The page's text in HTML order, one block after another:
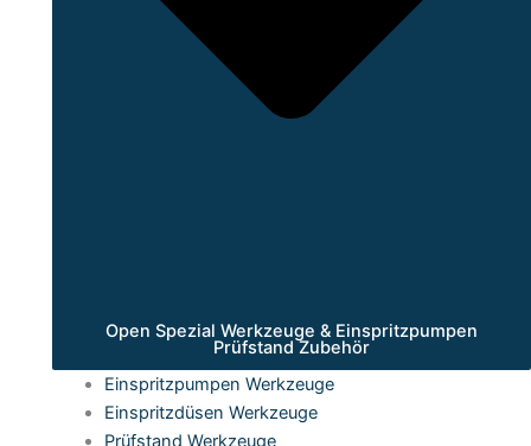
Open Spezial Werkzeuge & Einspritzpumpen
Prüfstand Zubehör
Einspritzpumpen Werkzeuge
Einspritzdüsen Werkzeuge
Prüfstand Werkzeuge